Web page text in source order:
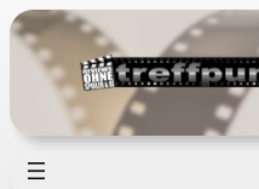
Zum
Inhalt
springen